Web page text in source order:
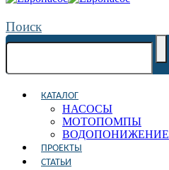
Поиск
КАТАЛОГ
НАСОСЫ
МОТОПОМПЫ
ВОДОПОНИЖЕНИЕ
ПРОЕКТЫ
СТАТЬИ